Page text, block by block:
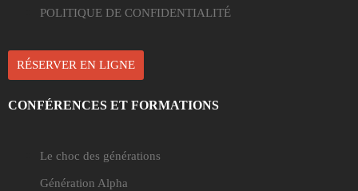
POLITIQUE DE CONFIDENTIALITÉ
RÉSERVER EN LIGNE
CONFÉRENCES ET FORMATIONS
Le choc des générations
Génération Alpha